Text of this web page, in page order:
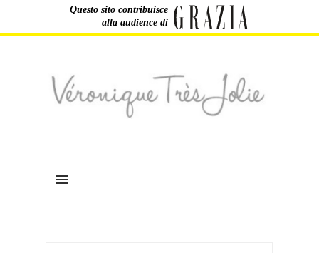
Questo sito contribuisce
alla audience di